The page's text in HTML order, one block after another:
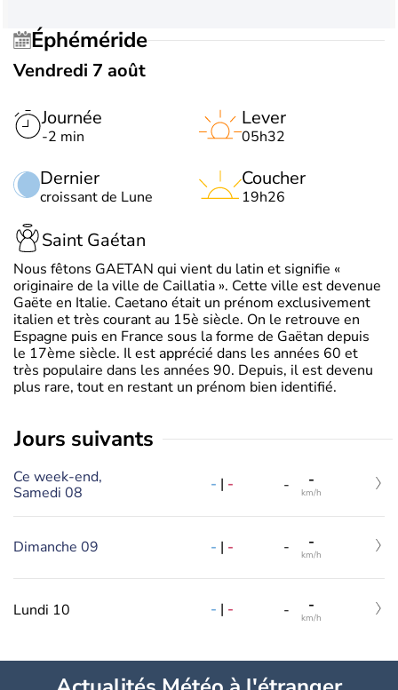
Éphéméride
Vendredi 7 août
Journée
-2 min
Dernier
croissant de Lune
Lever
05h32
Coucher
19h26
Saint Gaétan
Nous fêtons GAETAN qui vient du latin et signifie «
originaire de la ville de Caillatia ». Cette ville est devenue
Gaëte en Italie. Caetano était un prénom exclusivement
italien et très courant au 15è siècle. On le retrouve en
Espagne puis en France sous la forme de Gaëtan depuis
le 17ème siècle. Il est apprécié dans les années 60 et
très populaire dans les années 90. Depuis, il est devenu
plus rare, tout en restant un prénom bien identifié.
jours suivants
Ce week-end,
Samedi 08
- | - - -
km/h
Dimanche 09 - | - - -
km/h
Lundi 10 - | - - -
km/h